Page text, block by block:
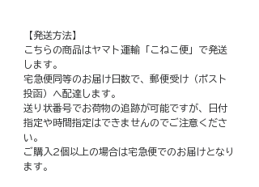
【発送方法】
こちらの商品はヤマト運輸「こねこ便」で発送
します。
宅急便同等のお届け日数で、郵便受け（ポスト
投函）へ配達します。
送り状番号でお荷物の追跡が可能ですが、日付
指定や時間指定はできませんのでご注意くださ
い。
ご購入2個以上の場合は宅急便でのお届けとなり
ます。